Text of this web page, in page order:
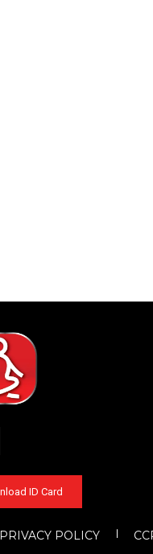
ID Card
PRIVACY POLICY